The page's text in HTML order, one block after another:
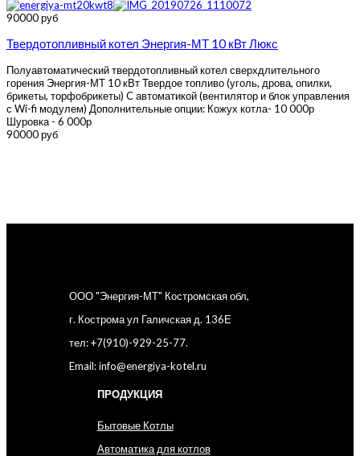
90000 руб
Твердотопливный котел Энергия-МТ 10 кВт Люкс
Полуавтоматический твердотопливный котел сверхдлительного
горения Энергия-МТ 10 кВт Твердое топливо (уголь, дрова, опилки,
брикеты, торфобрикеты) C автоматикой (вентилятор и блок управления
с Wi-fi модулем) Дополнительные опции: Кожух котла- 10 000р
Шуровка - 6 000р
90000 руб
ООО "Энергия-МТ" Костромская обл,
г. Кострома ул Галичская д. 136Е
тел: +7(910)-929-25-77.
Email: info@energiya-kotel.ru
ПРОДУКЦИЯ
Бытовые Котлы
Автоматика для котлов